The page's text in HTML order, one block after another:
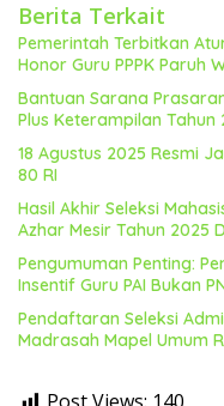
Berita Terkait
Pemerintah Terbitkan
Honor Guru PPPK Paruh
Bantuan Sarana
Plus Keterampilan
18 Agustus 2025 Resmi
80 RI
Hasil Akhir Seleksi
Azhar Mesir Tahun 2025
Pengumuman Penting:
Insentif Guru PAI Bukan
Pendaftaran Seleksi
Madrasah Mapel Umum